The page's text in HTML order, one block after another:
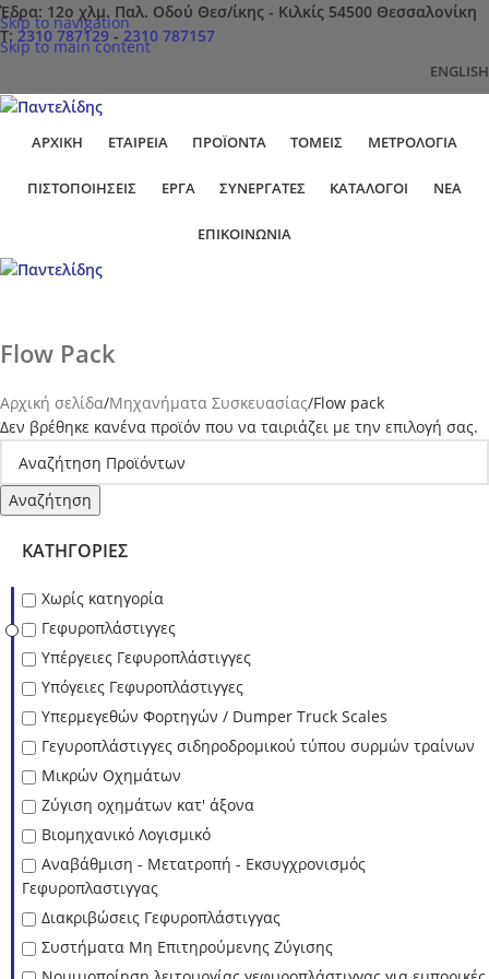
Skip to navigation
Skip to main content
Έδρα: 12ο χλμ. Παλ. Οδού Θεσ/ίκης - Κιλκίς 54500 Θεσσαλονίκη
Τ:2310 787129-2310 787157
ENGLISH
ΑΡΧΙΚΉ ΕΤΑΙΡΕΊΑ ΠΡΟΪΌΝΤΑ ΤΟΜΕΊΣ ΜΕΤΡΟΛΟΓΊΑ
ΠΙΣΤΟΠΟΙΉΣΕΙΣ ΕΡΓΑ ΣΥΝΕΡΓΆΤΕΣ ΚΑΤΆΛΟΓΟΙ ΝΈΑ
ΕΠΙΚΟΙΝΩΝΊΑ
Flow Pack
ΚΑΤΗΓΟΡΊΕΣ
Χωρίς κατηγορία
Γεφυροπλάστιγγες
Υπέργειες Γεφυροπλάστιγγες
Υπόγειες Γεφυροπλάστιγγες
Υπερμεγεθών Φορτηγών / Dumper Truck Scales
Γεγυροπλάστιγγες σιδηροδρομικού τύπου συρμών τραίνων
Μικρών Οχημάτων
Ζύγιση οχημάτων κατ' άξονα
Βιομηχανικό Λογισμικό
Αναβάθμιση - Μετατροπή - Εκσυγχρονισμός
Γεφυροπλαστιγγας
Διακριβώσεις Γεφυροπλάστιγγας
Συστήματα Μη Επιτηρούμενης Ζύγισης
Αρχική σελίδα Μηχανήματα Συσκευασίας Flow pack
Δεν βρέθηκε κανένα προϊόν που να ταιριάζει με την επιλογή σας.
Αναζήτηση